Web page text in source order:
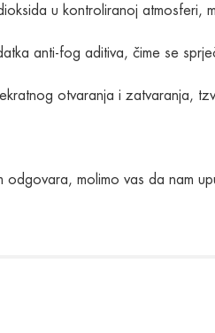
u kontroliranoj
anti-fog aditiva, čime se
otvaranja i zatvaranja,
molimo vas da nam